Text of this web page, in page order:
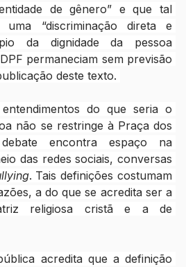
de gênero” e que tal
uma “discriminação direta e
da dignidade da pessoa
permaneciam sem previsão
deste texto.
do que seria o
não se restringe à Praça dos
encontra espaço na
das redes sociais, conversas
. Tais definições costumam
a do que se acredita ser a
religiosa cristã e a de
acredita que a definição